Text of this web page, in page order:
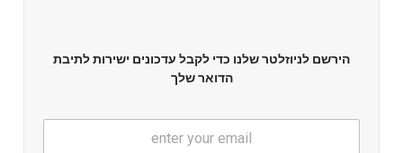
הירשם לניוזלטר שלנו כדי לקבל עדכונים ישירות לתיבת
הדואר שלך